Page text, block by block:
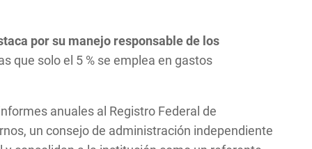
por su manejo responsable de los
que solo el 5 % se emplea en gastos
anuales al Registro Federal de
un consejo de administración independiente